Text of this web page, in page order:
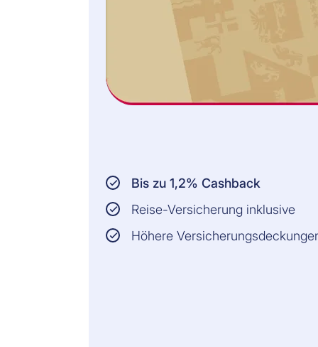
Bis zu 1,2% Cashback
Reise-Versicherung inklusive
Höhere